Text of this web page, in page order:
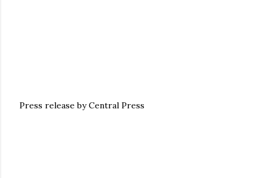
Press release by Central Press